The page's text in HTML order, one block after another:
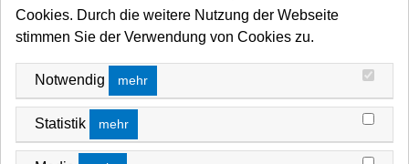
FILTERN NACH NEUSTE ZUERST
Wir konnten keine Übereinstimmung für diese Filter
finden.
Bitte versuchen Sie eine andere Wahl.
Cookies. Durch die weitere Nutzung der Webseite
stimmen Sie der Verwendung von Cookies zu.
Notwendig mehr
Statistik mehr